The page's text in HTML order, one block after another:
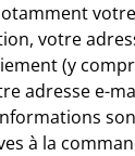
votre
(y
adresse e-
à la